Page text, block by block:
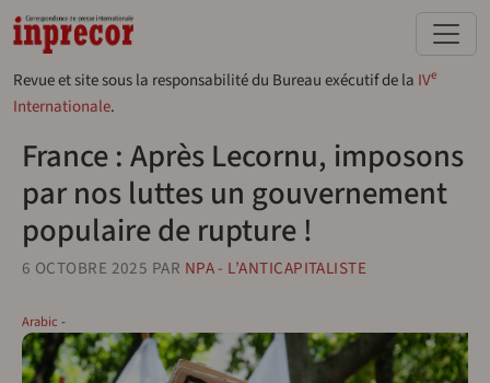
Aller au contenu principal
Revue et site sous la responsabilité du Bureau exécutif de la IVe
Internationale.
France : Après Lecornu, imposons
par nos luttes un gouvernement
populaire de rupture !
6 OCTOBRE 2025 PAR NPA - L’ANTICAPITALISTE
Arabic